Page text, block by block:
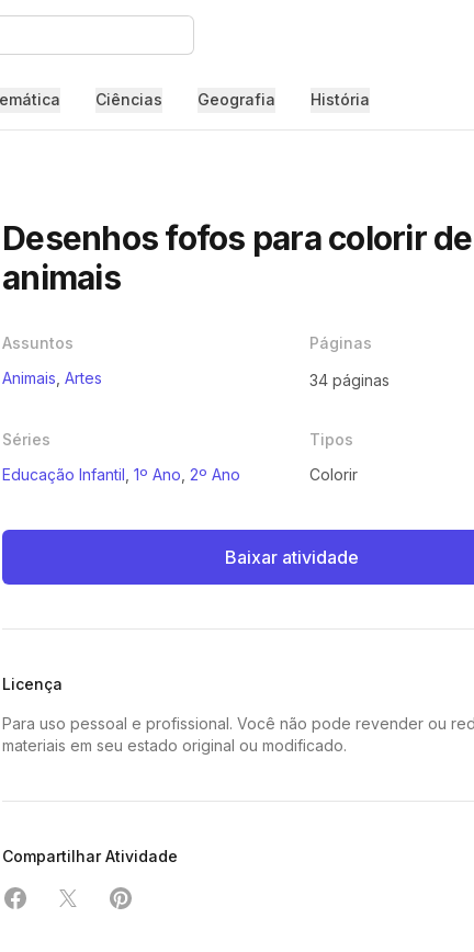
Ciências Geografia História
Desenhos fofos para colorir de
animais
Assuntos
Animais Artes
Páginas
34 páginas
Séries
Educação Infantil 1º Ano 2º Ano
Tipos
Colorir
Baixar atividade
Licença
Para uso pessoal e profissional. Você não pode revender ou
materiais em seu estado original ou modificado.
Compartilhar Atividade
Compartilhar em Facebook
Compartilhar em X
Compartilhar em Pinterest